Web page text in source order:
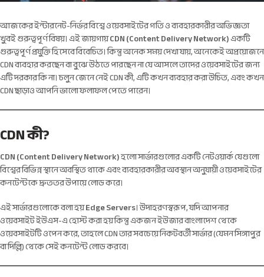
আজকের ইন্টারনেট-নির্ভর বিশ্বে ওয়েবসাইটের গতি ও ব্যবহারকারীর অভিজ্ঞতা
খুবই গুরুত্বপূর্ণ বিষয়। এই জায়গায়CDN (Content Delivery Network)একটি
গুরুত্বপূর্ণ প্রযুক্তি হিসেবে বিবেচিত। কিন্তু অনেক সময় দেখা যায়, অনেকেই অপ্রয়োজনে
CDN ব্যবহার করছেন বা বুঝে উঠতে পারছেন না যে আসলে তাদের ওয়েবসাইটের জন্য
এটি দরকার কি না। চলুন জেনে নেই CDN কী, এটি কখন ব্যবহার করা উচিত, এবং কখন
CDN ছাড়াও আপনি ভালো ফলাফল পেতে পারেন।
CDN কী?
CDN (Content Delivery Network)হলো সার্ভারগুলোর একটি নেটওয়ার্ক যেগুলো
বিশ্বের বিভিন্ন স্থানে অবস্থিত থাকে এবং ব্যবহারকারীর অবস্থান অনুযায়ী ওয়েবসাইটের
কনটেন্টকে দ্রুততর উপায়ে লোড করে।
এই সার্ভারগুলোকে বলা হয়Edge Servers। উদাহরণস্বরূপ, যদি আপনার
ওয়েবসাইট ইউএস-এ হোস্ট করা হয় কিন্তু একজন ইউজার বাংলাদেশ থেকে
ওয়েবসাইটটি ওপেন করে, তাহলে CDN তার সবচেয়ে নিকটবর্তী সার্ভার (যেমন সিঙ্গাপুর
বা দিল্লি) থেকে সেই কনটেন্ট লোড করবে।